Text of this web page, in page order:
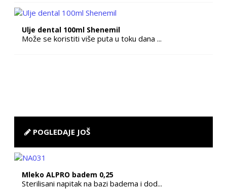
Ulje dental 100ml Shenemil
Može se koristiti više puta u toku dana ...
POGLEDAJE JOŠ
Mleko ALPRO badem 0,25
Sterilisani napitak na bazi badema i dod...